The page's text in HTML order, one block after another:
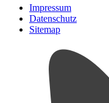
Impressum
Datenschutz
Sitemap